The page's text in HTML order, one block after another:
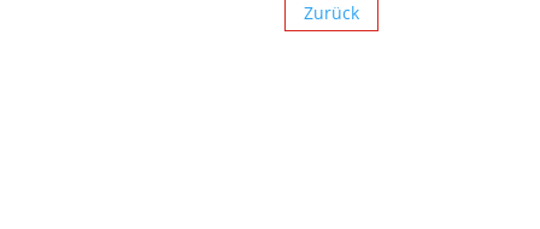
Zurück